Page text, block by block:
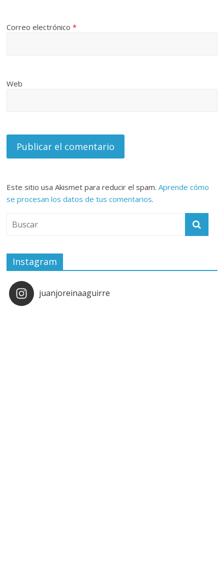
Correo electrónico*
Web
Este sitio usa Akismet para reducir el spam.Aprende cómo
se procesan los datos de tus comentarios.
Instagram
juanjoreinaaguirre